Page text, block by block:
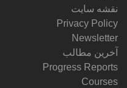
نقشه سایت
Privacy Policy
Newsletter
آخرین مطالب
Progress Reports
Courses